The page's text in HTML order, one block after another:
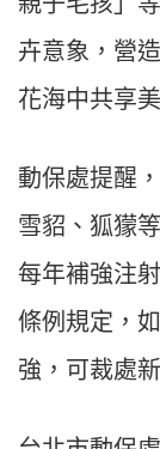
卉意象，營
花海中共享
動保處提醒
雪貂、狐獴
每年補強注
條例規定，
強，可裁處